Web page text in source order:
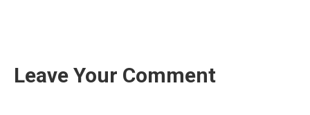
Leave Your Comment